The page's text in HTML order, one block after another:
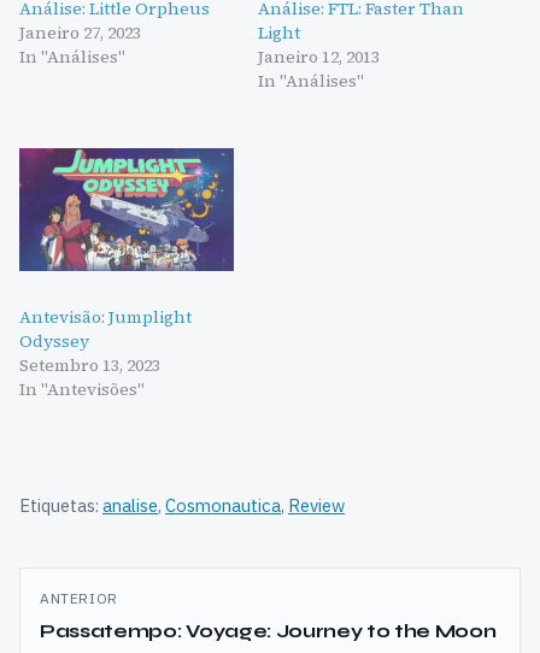
Análise: Little Orpheus
Janeiro 27, 2023
In "Análises"
Análise: FTL: Faster Than
Light
Janeiro 12, 2013
In "Análises"
Antevisão: Jumplight
Odyssey
Setembro 13, 2023
In "Antevisões"
Etiquetas: analise, Cosmonautica, Review
Navegação
de
ANTERIOR
Passatempo: Voyage: Journey to the Moon